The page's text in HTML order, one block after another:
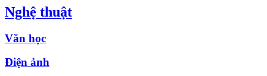
Nghệ thuật
Văn học
Điện ảnh